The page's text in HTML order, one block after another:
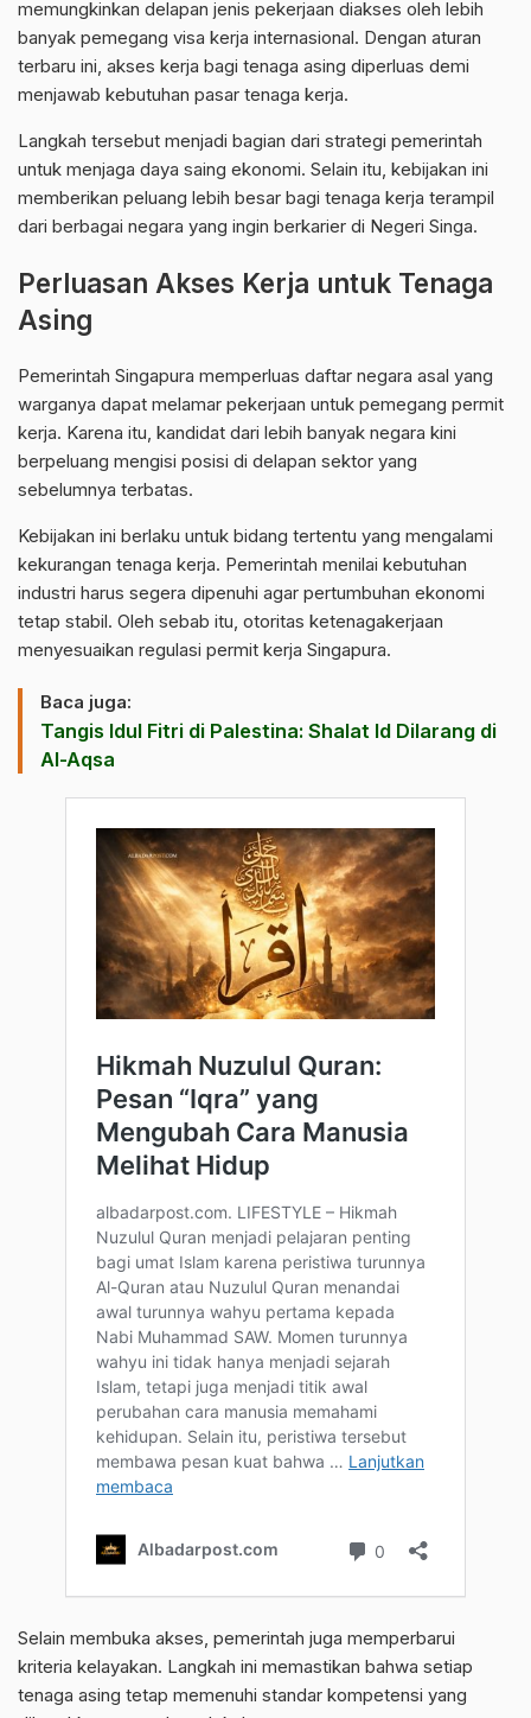
memungkinkan delapan jenis pekerjaan diakses oleh lebih
banyak pemegang visa kerja internasional. Dengan aturan
terbaru ini, akses kerja bagi tenaga asing diperluas demi
menjawab kebutuhan pasar tenaga kerja.
Langkah tersebut menjadi bagian dari strategi pemerintah
untuk menjaga daya saing ekonomi. Selain itu, kebijakan ini
memberikan peluang lebih besar bagi tenaga kerja terampil
dari berbagai negara yang ingin berkarier di Negeri Singa.
Perluasan Akses Kerja untuk Tenaga
Asing
Pemerintah Singapura memperluas daftar negara asal yang
warganya dapat melamar pekerjaan untuk pemegang permit
kerja. Karena itu, kandidat dari lebih banyak negara kini
berpeluang mengisi posisi di delapan sektor yang
sebelumnya terbatas.
Kebijakan ini berlaku untuk bidang tertentu yang mengalami
kekurangan tenaga kerja. Pemerintah menilai kebutuhan
industri harus segera dipenuhi agar pertumbuhan ekonomi
tetap stabil. Oleh sebab itu, otoritas ketenagakerjaan
menyesuaikan regulasi permit kerja Singapura.
Baca juga:
Tangis Idul Fitri di Palestina: Shalat Id Dilarang di
Al-Aqsa
Selain membuka akses, pemerintah juga memperbarui
kriteria kelayakan. Langkah ini memastikan bahwa setiap
tenaga asing tetap memenuhi standar kompetensi yang